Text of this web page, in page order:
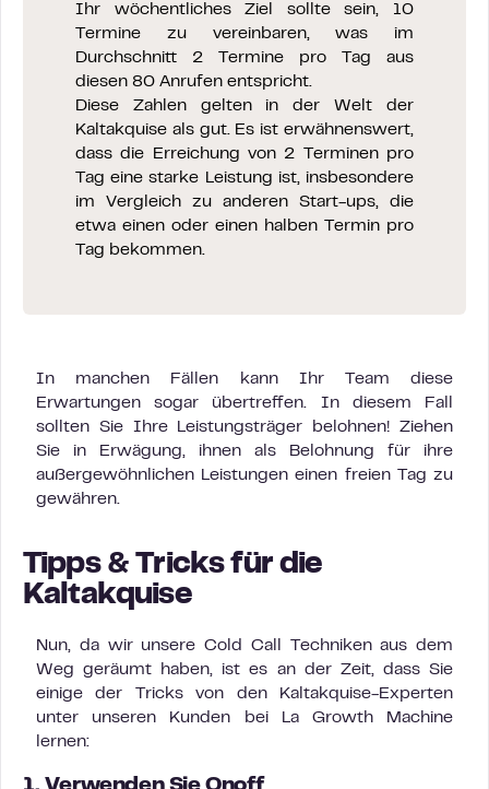
Ihr wöchentliches Ziel sollte sein, 10
Termine zu vereinbaren, was im
Durchschnitt 2 Termine pro Tag aus
diesen 80 Anrufen entspricht.
Diese Zahlen gelten in der Welt der
Kaltakquise als gut. Es ist erwähnenswert,
dass die Erreichung von 2 Terminen pro
Tag eine starke Leistung ist, insbesondere
im Vergleich zu anderen Start-ups, die
etwa einen oder einen halben Termin pro
Tag bekommen.
In manchen Fällen kann Ihr Team diese
Erwartungen sogar übertreffen. In diesem Fall
sollten Sie Ihre Leistungsträger belohnen! Ziehen
Sie in Erwägung, ihnen als Belohnung für ihre
außergewöhnlichen Leistungen einen freien Tag zu
gewähren.
Tipps & Tricks für die
Kaltakquise
Nun, da wir unsere Cold Call Techniken aus dem
Weg geräumt haben, ist es an der Zeit, dass Sie
einige der Tricks von den Kaltakquise-Experten
unter unseren Kunden bei La Growth Machine
lernen: